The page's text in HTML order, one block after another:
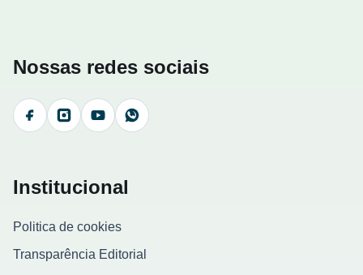
Nossas redes sociais
FacebookInstagramYouTubeWhatsApp
Institucional
Politica de cookies
Transparência Editorial